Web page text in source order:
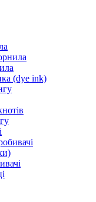
(dye ink)